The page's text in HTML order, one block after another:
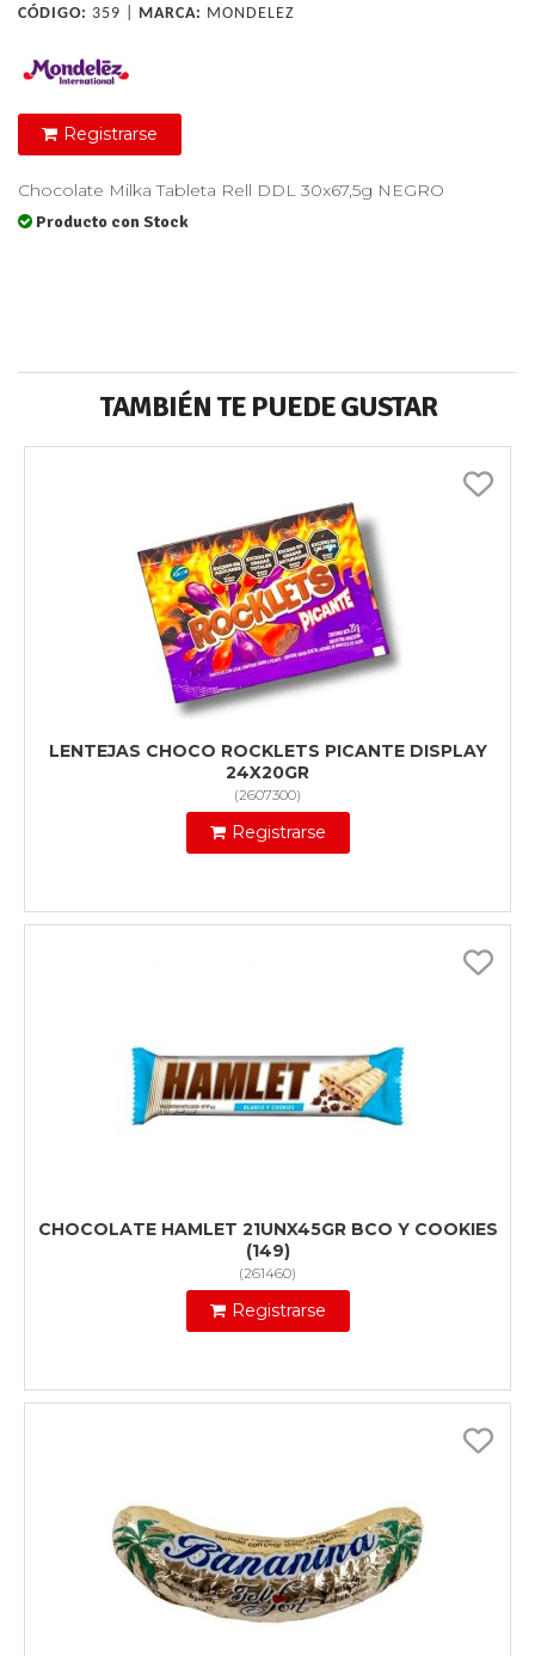
CÓDIGO: 359 | MARCA: MONDELEZ
Registrarse
Chocolate Milka Tableta Rell DDL 30x67,5g NEGRO
Producto con Stock
TAMBIÉN TE PUEDE GUSTAR
LENTEJAS CHOCO ROCKLETS PICANTE DISPLAY
24X20GR
(2607300)
Registrarse
CHOCOLATE HAMLET 21UNX45GR BCO Y COOKIES
(149)
(261460)
Registrarse